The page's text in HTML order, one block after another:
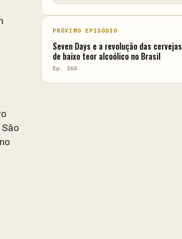
São
no
PRÓXIMO EPISÓDIO
Seven Days e a revolução das cervejas
de baixo teor alcoólico no Brasil
Ep. 265